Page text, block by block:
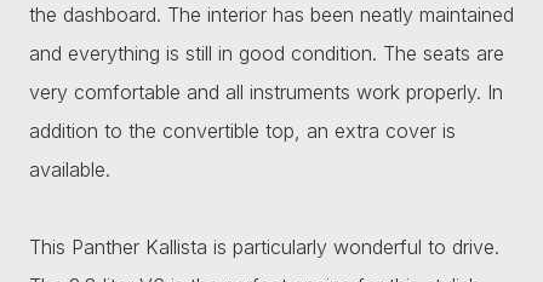
the dashboard. The interior has been neatly maintained
and everything is still in good condition. The seats are
very comfortable and all instruments work properly. In
addition to the convertible top, an extra cover is
available.
This Panther Kallista is particularly wonderful to drive.